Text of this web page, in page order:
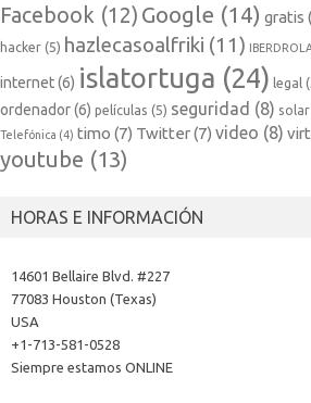
Facebook (12) Google (14) gratis
hacker (5) hazlecasoalfriki (11)
internet(6) islatortuga (24) legal
ordenador(6) películas (5) seguridad (8) solar
Telefónica (4) timo (7) Twitter(7) video (8)
youtube (13)
HORAS E INFORMACIÓN
14601 Bellaire Blvd. #227
77083 Houston (Texas)
USA
+1-713-581-0528
Siempre estamos ONLINE